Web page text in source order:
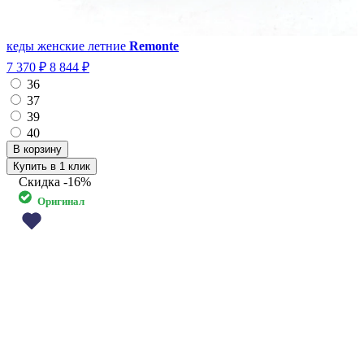
кеды женские летние Remonte
7 370 ₽ 8 844 ₽
36
37
39
40
Купить в 1 клик
Скидка -16%
Оригинал